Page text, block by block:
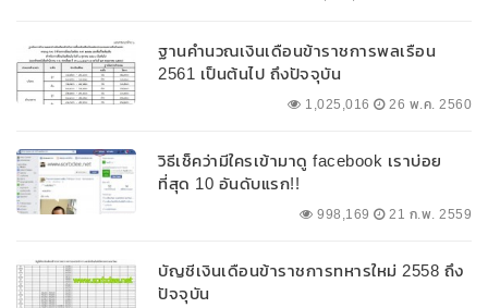
ฐานคำนวณเงินเดือนข้าราชการพลเรือน
2561 เป็นต้นไป ถึงปัจจุบัน
1,025,016 26 พ.ค. 2560
วิธีเช็คว่ามีใครเข้ามาดู facebook เราบ่อย
ที่สุด 10 อันดับแรก!!
998,169 21 ก.พ. 2559
บัญชีเงินเดือนข้าราชการทหารใหม่ 2558 ถึง
ปัจจุบัน